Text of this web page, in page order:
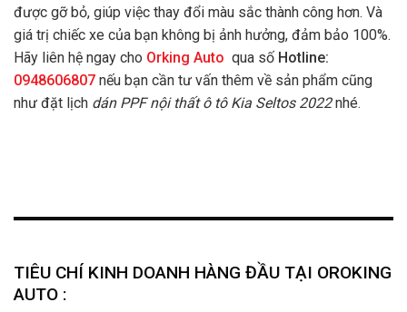
được gỡ bỏ, giúp việc thay đổi màu sắc thành công hơn. Và
giá trị chiếc xe của bạn không bị ảnh hưởng, đảm bảo 100%.
Hãy liên hệ ngay cho Orking Auto qua số Hotline:
0948606807 nếu bạn cần tư vấn thêm về sản phẩm cũng
như đặt lịch dán PPF nội thất ô tô Kia Seltos 2022nhé.
TIÊU CHÍ KINH DOANH HÀNG ĐẦU TẠI OROKING
AUTO :